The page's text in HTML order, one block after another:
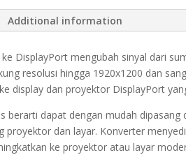
Additional information
DisplayPort mengubah sinyal dari
resolusi hingga 1920x1200 dan
display dan proyektor DisplayPort
berarti dapat dengan mudah
proyektor dan layar. Konverter
ke proyektor atau layar